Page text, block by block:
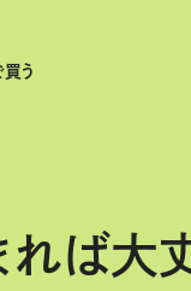
う
ば大